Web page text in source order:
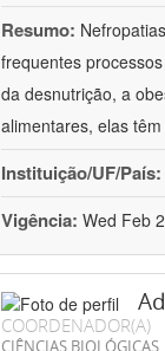
Resumo:
frequentes
da desnutrição, a
alimentares, elas
Instituição/UF/País:
Vigência: Wed Feb
COORDENADOR(A)
CIÊNCIAS BIOLÓGICAS